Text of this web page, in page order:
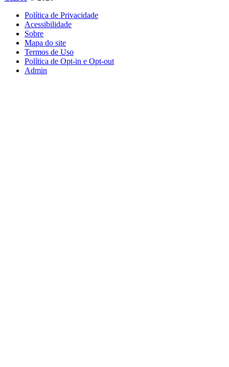
Política de Privacidade
Acessibilidade
Sobre
Mapa do site
Termos de Uso
Política de Opt-in e Opt-out
Admin